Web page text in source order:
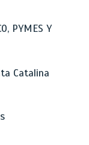
PYMES Y
Catalina